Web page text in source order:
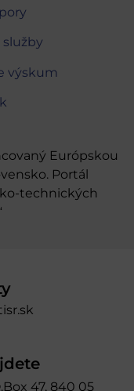
výskum
Európskou
Portál
technických
47, 840 05